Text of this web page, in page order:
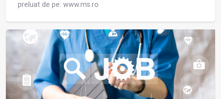
preluat de pe: www.ms.ro